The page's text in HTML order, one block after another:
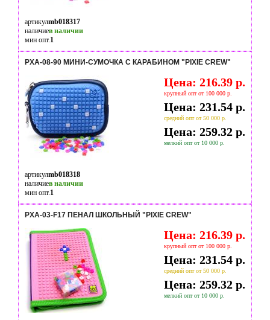
артикулmb018317
наличиев наличии
мин опт.1
PXA-08-90 МИНИ-СУМОЧКА С КАРАБИНОМ "PIXIE CREW"
Цена: 216.39 р.
крупный опт от 100 000 р.
Цена: 231.54 р.
средний опт от 50 000 р.
Цена: 259.32 р.
мелкий опт от 10 000 р.
артикулmb018318
наличиев наличии
мин опт.1
PXA-03-F17 ПЕНАЛ ШКОЛЬНЫЙ "PIXIE CREW"
Цена: 216.39 р.
крупный опт от 100 000 р.
Цена: 231.54 р.
средний опт от 50 000 р.
Цена: 259.32 р.
мелкий опт от 10 000 р.